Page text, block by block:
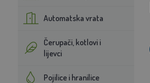
Automatska vrata
Čerupači, kotlovi i
lijevci
Pojilice i hranilice